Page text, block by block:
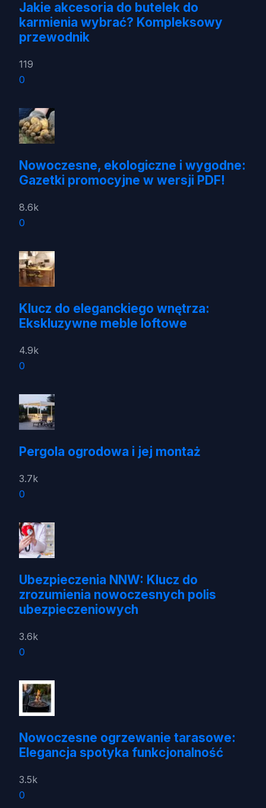
Jakie akcesoria do butelek do
karmienia wybrać? Kompleksowy
przewodnik
119
0
Nowoczesne, ekologiczne i wygodne:
Gazetki promocyjne w wersji PDF!
8.6k
0
Klucz do eleganckiego wnętrza:
Ekskluzywne meble loftowe
4.9k
0
Pergola ogrodowa i jej montaż
3.7k
0
Ubezpieczenia NNW: Klucz do
zrozumienia nowoczesnych polis
ubezpieczeniowych
3.6k
0
Nowoczesne ogrzewanie tarasowe:
Elegancja spotyka funkcjonalność
3.5k
0